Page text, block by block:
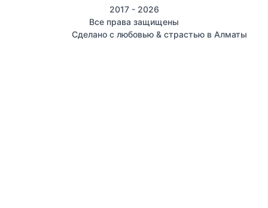
2017 - 2026
Все права защищены
Сделано с любовью & страстью в Алматы